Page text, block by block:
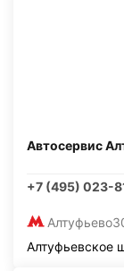
Автосервис
+7 (495) 023-
Алтуфьево
Алтуфьевское